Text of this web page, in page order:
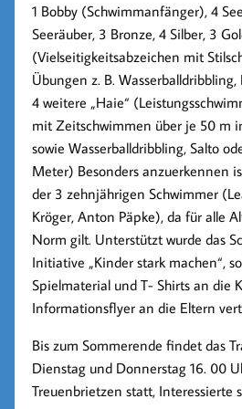
1 Bobby (Schwimmanfänger), 4
Seeräuber, 3 Bronze, 4 Silber, 3
(Vielseitigkeitsabzeichen mit
Übungen z. B.
4 weitere „Haie“
mit Zeitschwimmen über je 50 m
sowie Wasserballdribbling, Salto
Meter) Besonders anzuerkennen
der 3 zehnjährigen Schwimmer
Kröger, Anton Päpke), da für alle
Norm gilt. Unterstützt wurde das
Initiative „Kinder stark machen“,
Spielmaterial und T- Shirts an die
Informationsflyer an die Eltern
Bis zum Sommerende findet das
Dienstag und Donnerstag 16. 00
Treuenbrietzen statt, Interessierte